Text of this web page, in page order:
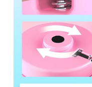
▽ แนะนำการใ
Kettlebell
ต้องการใช้ 2.2 กิโล ไม่